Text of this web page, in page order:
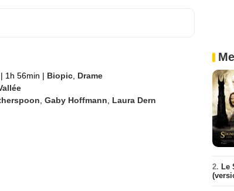
| 1h 56min | Biopic, Drame
Gaby Hoffmann Laura Dern
2. Le